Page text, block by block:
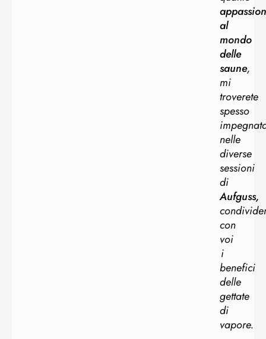
al
mondo
delle
saune,
mi
troverete
spesso
nelle
diverse
sessioni
di
Aufguss,
con
voi
i
benefici
delle
gettate
di
vapore.